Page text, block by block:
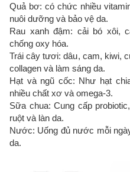
Quả bơ: có chức nhiều
nuôi dưỡng và bảo vệ da.
Rau xanh đậm: cải bó xôi,
chống oxy hóa.
Trái cây tươi: dâu, cam, kiwi,
collagen và làm sáng da.
Hạt và ngũ cốc: Như hạt
nhiều chất xơ và omega-3.
Sữa chua: Cung cấp
ruột và làn da.
Nước: Uống đủ nước mỗi
da.